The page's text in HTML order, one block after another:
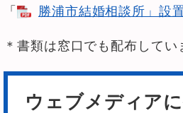
「 勝浦市結婚相談所」設
＊書類は窓口でも配布してい
ウェブメディア